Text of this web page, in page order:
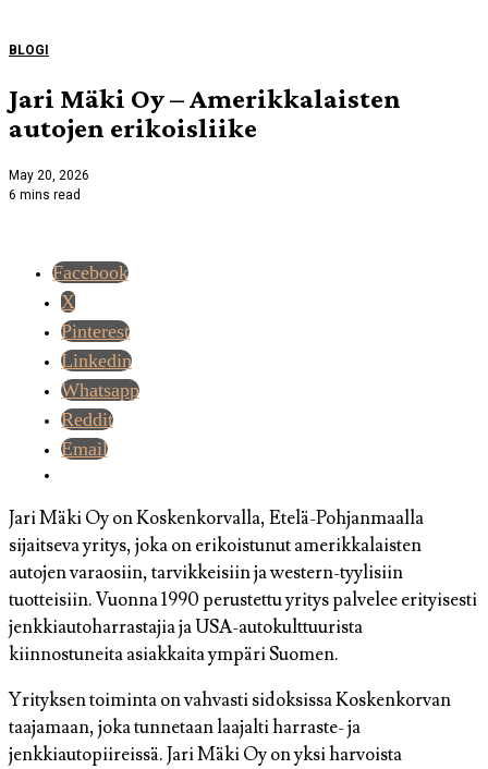
BLOGI
Jari Mäki Oy – Amerikkalaisten
autojen erikoisliike
May 20, 2026
6 mins read
Facebook
X
Pinterest
Linkedin
Whatsapp
Reddit
Email
Jari Mäki Oy on Koskenkorvalla, Etelä-Pohjanmaalla
sijaitseva yritys, joka on erikoistunut amerikkalaisten
autojen varaosiin, tarvikkeisiin ja western-tyylisiin
tuotteisiin. Vuonna 1990 perustettu yritys palvelee erityisesti
jenkkiautoharrastajia ja USA-autokulttuurista
kiinnostuneita asiakkaita ympäri Suomen.
Yrityksen toiminta on vahvasti sidoksissa Koskenkorvan
taajamaan, joka tunnetaan laajalti harraste- ja
jenkkiautopiireissä. Jari Mäki Oy on yksi harvoista